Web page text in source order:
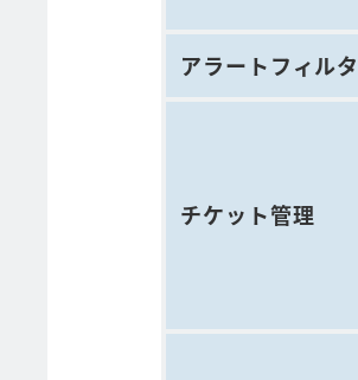
アラートフィルタ
チケット管理